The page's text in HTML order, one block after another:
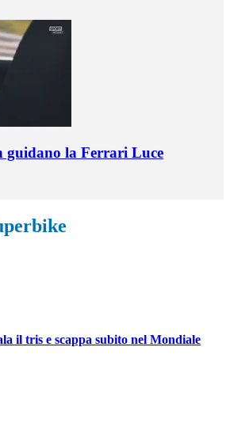
guidano la Ferrari Luce
il tris e scappa subito nel Mondiale